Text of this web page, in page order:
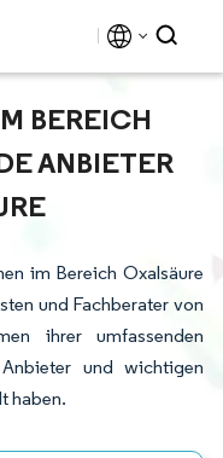
BEREICH
ANBIETER
im Bereich Oxalsäure
und Fachberater von
ihrer umfassenden
und wichtigen
haben.